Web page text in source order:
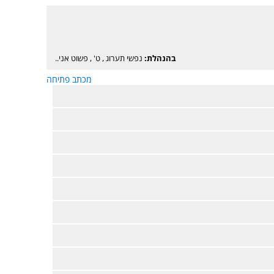
בהנהלת: נפשי תערוג,ט', פשוט אני..
מכתב פתיחה